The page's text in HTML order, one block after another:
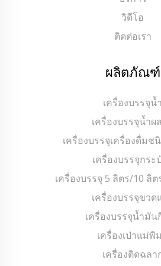
วิดีโอ
ติดต่อเรา
ผลิตภัณฑ์
เครื่องบรรจุน้ำ
เครื่องบรรจุน้ำผ
เครื่องบรรจุเครื่องดื่มช
เครื่องบรรจุกระ
เครื่องบรรจุ 5 ลิตร/10 ลิ
เครื่องบรรจุขวด
เครื่องบรรจุน้ำมัน
เครื่องเป่าแม่พิ
เครื่องติดฉลา